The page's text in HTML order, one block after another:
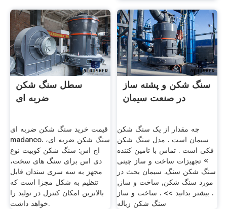
سطل سنگ شکن
ضربه ای
قیمت خرید سنگ شکن ضربه ای
madanco. سنگ شکن ضربه ای،
اچ اس: سنگ شکن کوبیت نوع
دی اس برای سنگ های سخت،
مجهز به سه سری سندان قابل
تنظیم به شکل مجزا است که
بالاترین امکان کنترل در تولید را
خواهد داشت.
سنگ شکن و پشته ساز
در صنعت سیمان
چه مقدار از یک سنگ شکن
سیمان است . مدل سنگ شکن
فکی است . تماس با تامین کننده
» تجهیزات ساخت و ساز چینی
سنگ شکن سنگ. سیمان بحث در
مورد سنگ شکن, ساخت و ساز,
. بیشتر بدانید >> . ساخت و ساز
سنگ شکن زباله